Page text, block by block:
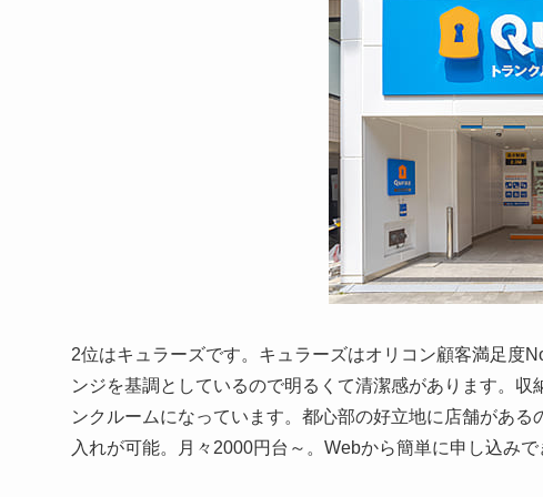
2位はキュラーズです。キュラーズはオリコン顧客満足度
ンジを基調としているので明るくて清潔感があります。
ンクルームになっています。都心部の好立地に店舗があ
入れが可能。月々2000円台～。Webから簡単に申し込みで